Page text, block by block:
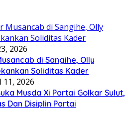
2026
di Sangihe, Olly
Soliditas Kader
11, 2026
Musda Xi Partai Golkar Sulut,
Dan Disiplin Partai